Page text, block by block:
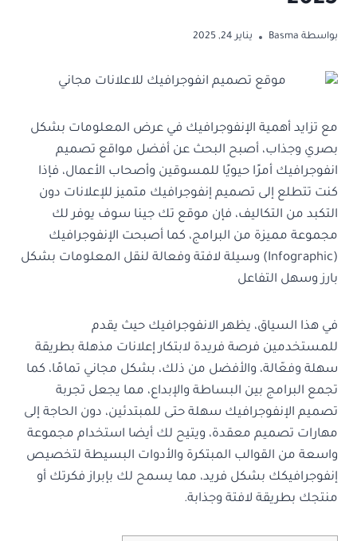
بواسطة Basma يناير 24, 2025
مع تزايد أهمية الإنفوجرافيك في عرض المعلومات بشكل
بصري وجذاب، أصبح البحث عن أفضل مواقع تصميم
انفوجرافيك أمرًا حيويًا للمسوقين وأصحاب الأعمال، فإذا
كنت تتطلع إلى تصميم إنفوجرافيك متميز للإعلانات دون
التكبد من التكاليف، فإن موقع تك جينا سوف يوفر لك
مجموعة مميزة من البرامج، كما أصبحت الإنفوجرافيك
(Infographic) وسيلة لافتة وفعالة لنقل المعلومات بشكل
بارز وسهل التفاعل
في هذا السياق، يظهر الانفوجرافيك حيث يقدم
للمستخدمين فرصة فريدة لابتكار إعلانات مذهلة بطريقة
سهلة وفعّالة، والأفضل من ذلك، بشكل مجاني تمامًا، كما
تجمع البرامج بين البساطة والإبداع، مما يجعل تجربة
تصميم الإنفوجرافيك سهلة حتى للمبتدئين، دون الحاجة إلى
مهارات تصميم معقدة، ويتيح لك أيضا استخدام مجموعة
واسعة من القوالب المبتكرة والأدوات البسيطة لتخصيص
إنفوجرافيكك بشكل فريد، مما يسمح لك بإبراز فكرتك أو
منتجك بطريقة لافتة وجذابة.